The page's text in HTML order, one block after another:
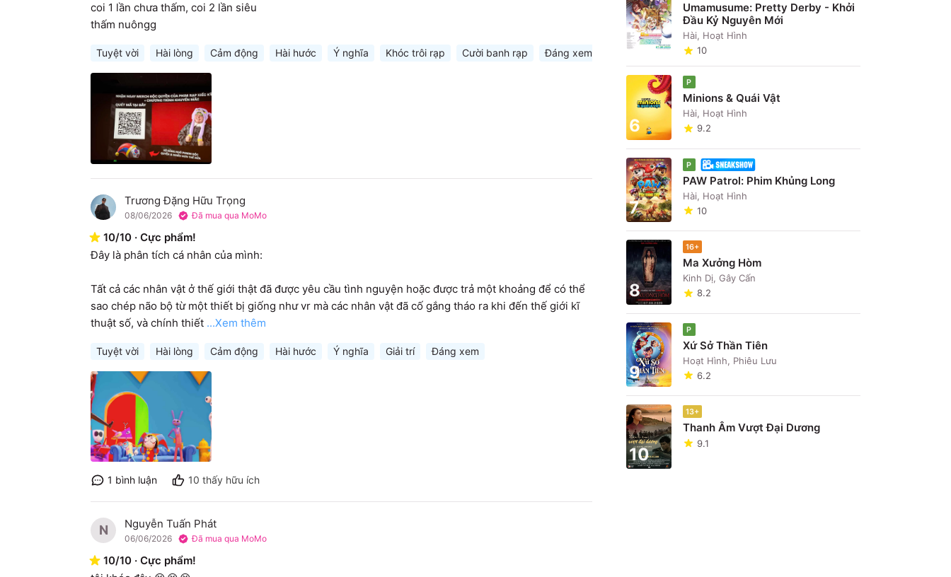
coi 1 lần chưa thấm, coi 2 lần siêu
thấm nuôngg
Tuyệt vời Hài lòng Cảm động Hài hước Ý nghĩa Khóc trôi rạp Cười banh rạp Đáng xem
T Trương Đặng Hữu Trọng
08/06/2026 Đã mua qua MoMo
10/10 · Cực phẩm!
Đây là phân tích cá nhân của mình:
Tất cả các nhân vật ở thế giới thật đã được yêu cầu tình nguyện hoặc được trả một khoảng để có thể
sao chép não bộ từ một thiết bị giống như vr mà các nhân vật đã cố gắng tháo ra khi đến thế giới kĩ
thuật số, và chính thiết ...Xem thêm
Tuyệt vời Hài lòng Cảm động Hài hước Ý nghĩa Giải trí Đáng xem
1 bình luận 10 thấy hữu ích
N Nguyễn Tuấn Phát
06/06/2026 Đã mua qua MoMo
10/10 · Cực phẩm!
5
Umamusume: Pretty Derby - Khởi
Đầu Kỷ Nguyên Mới
Hài, Hoạt Hình
10
6
P
Minions & Quái Vật
Hài, Hoạt Hình
9.2
7
P
PAW Patrol: Phim Khủng Long
Hài, Hoạt Hình
10
8
16+
Ma Xưởng Hòm
Kinh Dị, Gây Cấn
8.2
9
P
Xứ Sở Thần Tiên
Hoạt Hình, Phiêu Lưu
6.2
10
13+
Thanh Âm Vượt Đại Dương
9.1